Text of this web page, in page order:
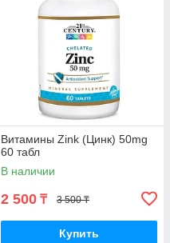
Витамины Zink (Цинк) 50mg
60 табл
В наличии
2 500 ₸ 3 500 ₸
Купить